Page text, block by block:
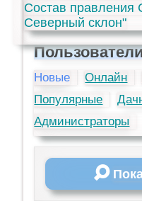
Состав
Северный склон"
Новые Онлайн
Популярные
Администраторы